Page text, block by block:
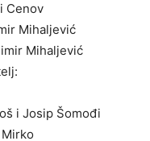
Cenov
Mihaljević
Mihaljević
i Josip Šomođi